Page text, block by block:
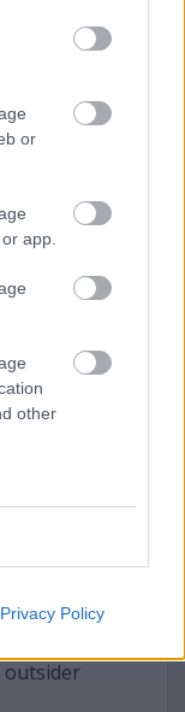
or
app.
other
Privacy Policy
gondok
út 22.
krt. felől)
maraton
outsider